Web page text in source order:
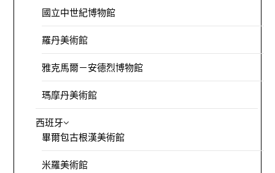
國立中世紀博物館
羅丹美術館
雅克馬爾－安德烈博物館
瑪摩丹美術館
西班牙
畢爾包古根漢美術館
米羅美術館